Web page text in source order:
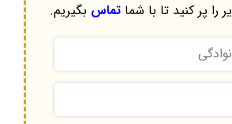
را پر کنید تا با شماتماس بگیریم.